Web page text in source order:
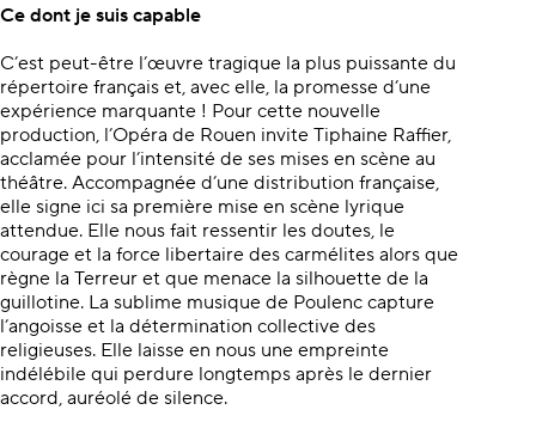
À propos du concert
Ce dont je suis capable
C’est peut-être l’œuvre tragique la plus puissante du
répertoire français et, avec elle, la promesse d’une
expérience marquante ! Pour cette nouvelle
production, l’Opéra de Rouen invite Tiphaine Raffier,
acclamée pour l’intensité de ses mises en scène au
théâtre. Accompagnée d’une distribution française,
elle signe ici sa première mise en scène lyrique
attendue. Elle nous fait ressentir les doutes, le
courage et la force libertaire des carmélites alors que
règne la Terreur et que menace la silhouette de la
guillotine. La sublime musique de Poulenc capture
l’angoisse et la détermination collective des
religieuses. Elle laisse en nous une empreinte
indélébile qui perdure longtemps après le dernier
accord, auréolé de silence.